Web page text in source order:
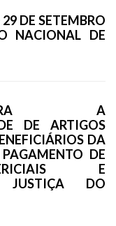
DE SETEMBRO
NACIONAL DE
A
DE ARTIGOS
DA
DE
E
JUSTIÇA DO